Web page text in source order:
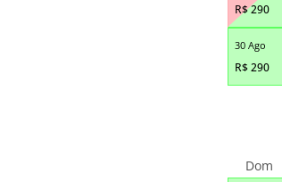
R$290
30 Ago
R$290
Dom